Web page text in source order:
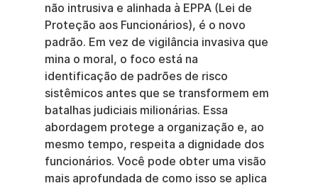
não intrusiva e alinhada à EPPA (Lei de
Proteção aos Funcionários), é o novo
padrão. Em vez de vigilância invasiva que
mina o moral, o foco está na
identificação de padrões de risco
sistêmicos antes que se transformem em
batalhas judiciais milionárias. Essa
abordagem protege a organização e, ao
mesmo tempo, respeita a dignidade dos
funcionários. Você pode obter uma visão
mais aprofundada de como isso se aplica